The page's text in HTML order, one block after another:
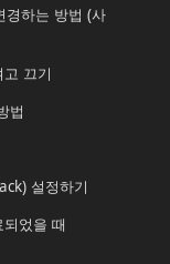
하는 방법 (사
끄기
법
설정하기
었을 때